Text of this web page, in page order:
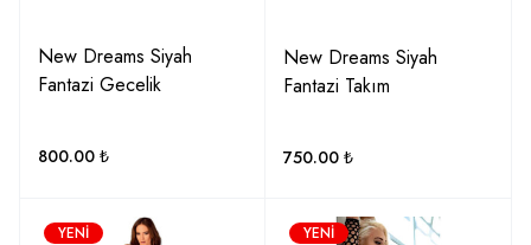
New Dreams Siyah
Fantazi Gecelik
800.00 ₺
New Dreams Siyah
Fantazi Takım
750.00 ₺
YENI YENI